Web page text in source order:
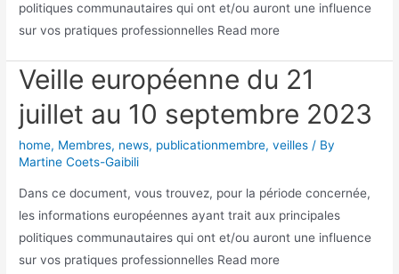
politiques communautaires qui ont et/ou auront une influence
sur vos pratiques professionnelles Read more
Veille européenne du 21
juillet au 10 septembre 2023
home, Membres, news, publicationmembre,veilles / By
Martine Coets-Gaibili
Dans ce document, vous trouvez, pour la période concernée,
les informations européennes ayant trait aux principales
politiques communautaires qui ont et/ou auront une influence
sur vos pratiques professionnelles Read more